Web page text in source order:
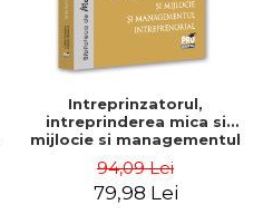
Intreprinzatorul,
intreprinderea mica si
mijlocie si managementul
Nicolescu, Ciprian
Nicolescu
94,09 Lei
79,98 Lei